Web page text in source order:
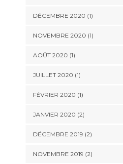
DÉCEMBRE 2020 (1)
NOVEMBRE 2020 (1)
AOÛT 2020 (1)
JUILLET 2020 (1)
FÉVRIER 2020 (1)
JANVIER 2020 (2)
DÉCEMBRE 2019 (2)
NOVEMBRE 2019 (2)